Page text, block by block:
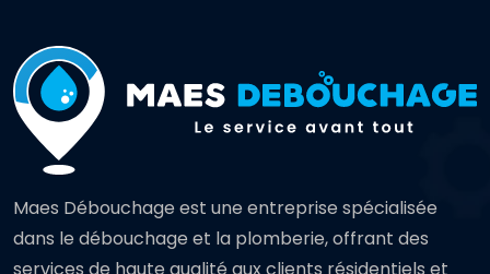
Maes Débouchage est une entreprise spécialisée
dans le débouchage et la plomberie, offrant des